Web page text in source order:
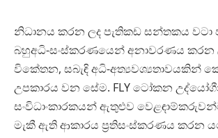
නිධානය කරන ලද පැතිකඩ සන්තකය වටා
බහුඅධි-සංස්කරණයෙන් අනාවරණය කරන
විකේතන, සබැඳි අධි-අත්‍යවශ්‍යතාවයකින්
උපකාරය වන සේම. FLY ටෝකන
සංවිධාංකාරකයන් ඇතුළුව
මැකී ඇති ආකාරය ප්‍රතිසංස්කරණය කරන